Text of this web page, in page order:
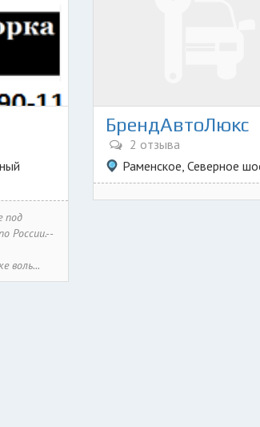
под
России.--
воль...
БрендАвтоЛюкс
2 отзыва
Раменское, Северное